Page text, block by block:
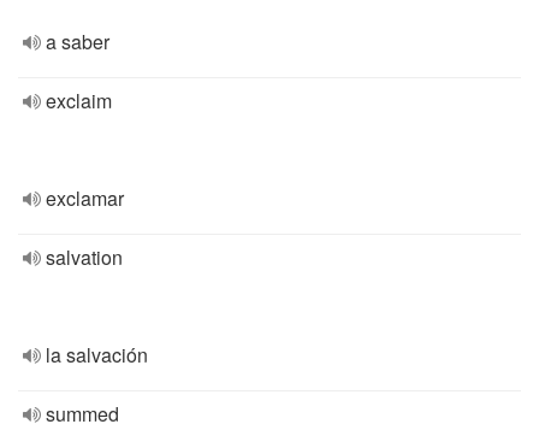
a saber
exclaim
exclamar
salvation
la salvación
summed